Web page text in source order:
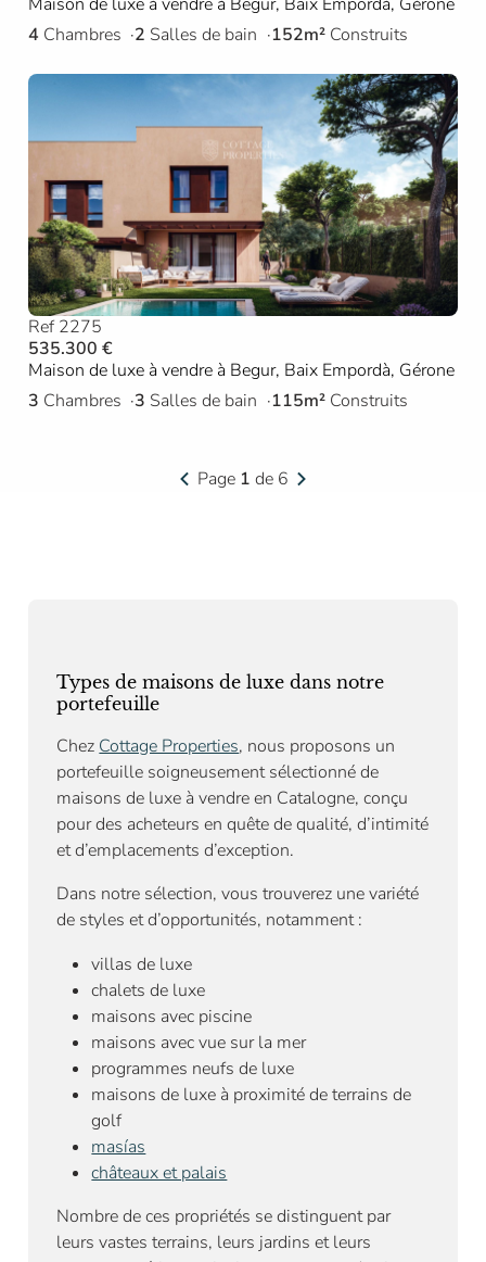
4 Chambres 2 Salles de bain 152m² Construits
Ref 2275
535.300 €
Maison de luxe à vendre à Begur, Baix Empordà, Gérone
3 Chambres 3 Salles de bain 115m² Construits
Page 1 de 6
Types de maisons de luxe dans notre
portefeuille
Chez Cottage Properties, nous proposons un
portefeuille soigneusement sélectionné de
maisons de luxe à vendre en Catalogne, conçu
pour des acheteurs en quête de qualité, d’intimité
et d’emplacements d’exception.
Dans notre sélection, vous trouverez une variété
de styles et d’opportunités, notamment :
villas de luxe
chalets de luxe
maisons avec piscine
maisons avec vue sur la mer
programmes neufs de luxe
maisons de luxe à proximité de terrains de
golf
masías
châteaux et palais
Nombre de ces propriétés se distinguent par
leurs vastes terrains, leurs jardins et leurs